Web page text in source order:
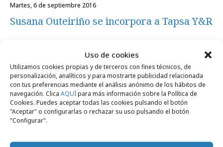
Uso de cookies
Utilizamos cookies propias y de terceros con fines técnicos, de
personalización, analíticos y para mostrarte publicidad relacionada
con tus preferencias mediante el análisis anónimo de los hábitos de
navegación. Clica AQUÍpara más información sobre la Política de
Cookies. Puedes aceptar todas las cookies pulsando el botón
"Aceptar" o configurarlas o rechazar su uso pulsando el botón
"Configurar".
martes, 6 de septiembre 2016
Susana Outeiriño se incorpora a Tapsa Y&R